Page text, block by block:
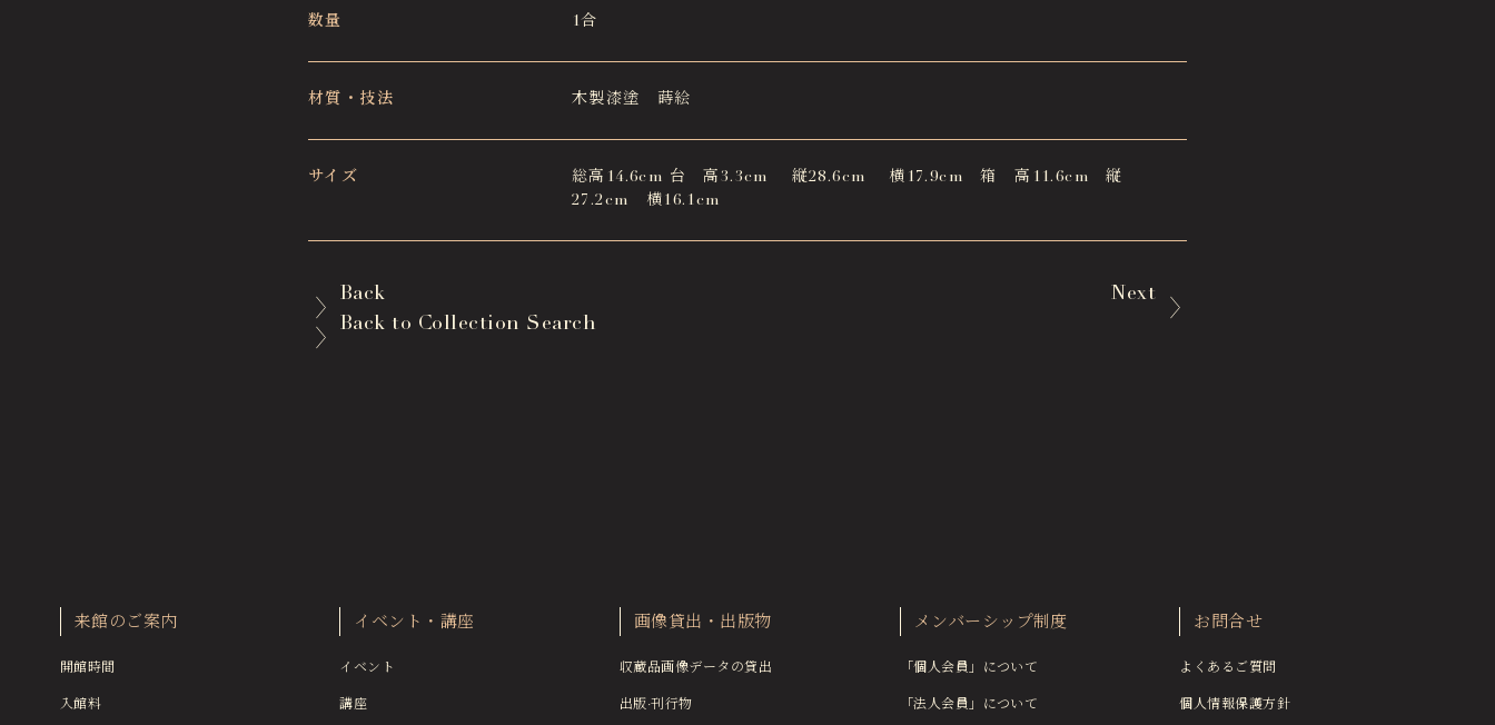
数量 1合
材質・技法 木製漆塗 蒔絵
サイズ
総高14.6cm 台 高3.3cm 縦28.6cm 横17.9cm 箱 高11.6cm 縦
27.2cm 横16.1cm
Back
Next
Back to Collection Search
来館のご案内
開館時間
入館料
イベント・講座
イベント
講座
画像貸出・出版物
収蔵品画像データの貸出
出版·刊行物
メンバーシップ制度
「個人会員」について
「法人会員」について
お問合せ
よくあるご質問
個人情報保護方針